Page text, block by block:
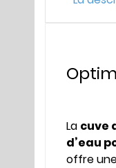
La cuve
d’eau
offre